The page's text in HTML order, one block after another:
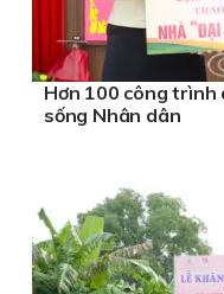
Hơn 100 công trình
sống Nhân dân